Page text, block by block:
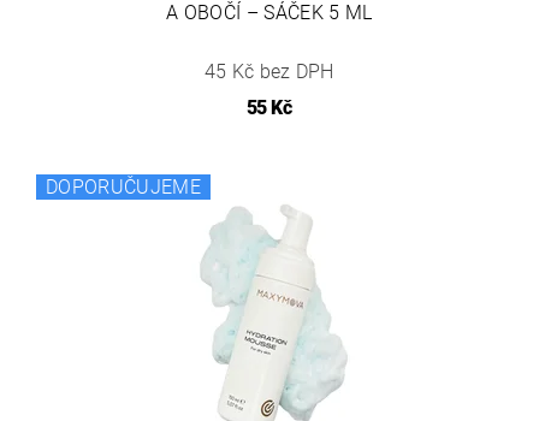
A OBOČÍ – SÁČEK 5 ML
45 Kč bez DPH
55 Kč
DOPORUČUJEME